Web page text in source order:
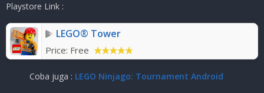
Playstore Link :
LEGO® Tower
Price: Free
Coba juga : LEGO Ninjago: Tournament Android